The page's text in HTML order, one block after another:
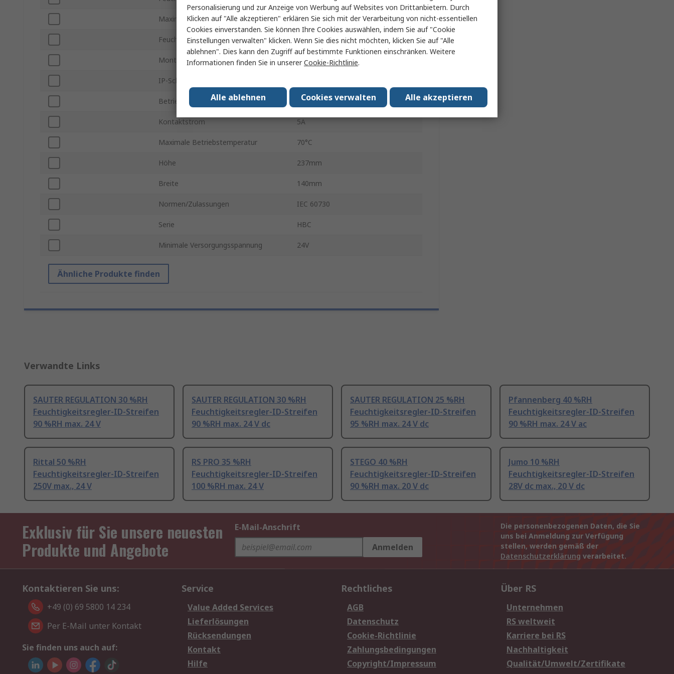
Maximale Versorgungsspannung 250V
Feuchtigkeit min. 30%RH
Montageart Wand
IP-Schutzart
Betriebstemperatur min. 0°C
Kontaktstrom 5A
Maximale Betriebstemperatur 70°C
Höhe 237mm
Breite 140mm
Normen/Zulassungen IEC 60730
Serie HBC
Minimale Versorgungsspannung 24V
Ähnliche Produkte finden
Verwandte Links
SAUTER REGULATION 30 %RH
Feuchtigkeitsregler-ID-Streifen
90 %RH max. 24 V
SAUTER REGULATION 30 %RH
Feuchtigkeitsregler-ID-Streifen
90 %RH max. 24 V dc
SAUTER REGULATION 25 %RH
Feuchtigkeitsregler-ID-Streifen
95 %RH max. 24 V dc
Pfannenberg 40 %RH
Feuchtigkeitsregler-ID-Streifen
90 %RH max. 24 V ac
Rittal 50 %RH
Feuchtigkeitsregler-ID-Streifen
250V max., 24 V
RS PRO 35 %RH
Feuchtigkeitsregler-ID-Streifen
100 %RH max. 24 V
STEGO 40 %RH
Feuchtigkeitsregler-ID-Streifen
90 %RH max. 20 V dc
Jumo 10 %RH
Feuchtigkeitsregler-ID-Streifen
28V dc max., 20 V dc
Exklusiv für Sie unsere neuesten
Produkte und Angebote
E-Mail-Anschrift
Anmelden
Die personenbezogenen Daten, die Sie
uns bei Anmeldung zur Verfügung
stellen, werden gemäß der
Datenschutzerklärung verarbeitet.
Kontaktieren Sie uns:
+49 (0) 69 5800 14 234
Per E-Mail unter Kontakt
Sie finden uns auch auf:
Service
Value Added Services
Lieferlösungen
Rücksendungen
Kontakt
Hilfe
Rechtliches
AGB
Datenschutz
Cookie-Richtlinie
Zahlungsbedingungen
Copyright/Impressum
Über RS
Unternehmen
RS weltweit
Karriere bei RS
Nachhaltigkeit
Qualität/Umwelt/Zertifikate
Personalisierung und zur Anzeige von Werbung auf Websites von Drittanbietern. Durch
Klicken auf "Alle akzeptieren" erklären Sie sich mit der Verarbeitung von nicht-essentiellen
Cookies einverstanden. Sie können Ihre Cookies auswählen, indem Sie auf "Cookie
Einstellungen verwalten" klicken. Wenn Sie dies nicht möchten, klicken Sie auf "Alle
ablehnen". Dies kann den Zugriff auf bestimmte Funktionen einschränken. Weitere
Informationen finden Sie in unsererCookie-Richtlinie.
Alle akzeptieren
Cookies verwalten
Alle ablehnen